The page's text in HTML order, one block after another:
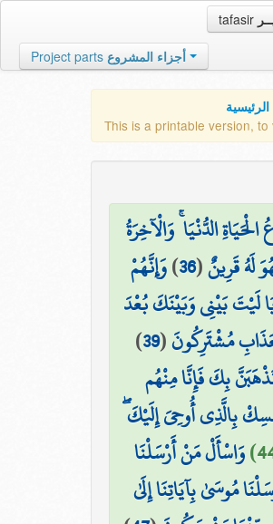
tafasir
Project parts أجزاء المشروع
This is a printable version, to
الدُّنْيَا ۚ وَالْآخِرَةُ
لَهُ قَرِينٌ(
36
)وَإِنَّهُمْ
لَيْتَ بَيْنِي وَبَيْنَكَ بُعْدَ
مُشْتَرِكُونَ(
39
)
بِكَ فَإِنَّا مِنْهُم
بِالَّذِي أُوحِيَ إِلَيْكَ
وَاسْأَلْ مَنْ أَرْسَلْنَا
مُوسَىٰ بِآيَاتِنَا إِلَىٰ